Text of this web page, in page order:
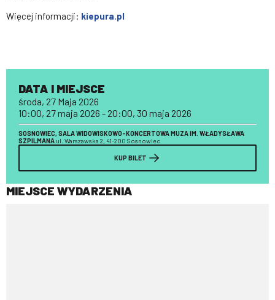
Więcej informacji: kiepura.pl
DATA I MIEJSCE
środa, 27 Maja 2026
10:00, 27 maja 2026 - 20:00, 30 maja 2026
SOSNOWIEC, SALA WIDOWISKOWO-KONCERTOWA MUZA IM. WŁADYSŁAWA
SZPILMANA ul. Warszawska 2, 41-200 Sosnowiec
KUP BILET
MIEJSCE WYDARZENIA